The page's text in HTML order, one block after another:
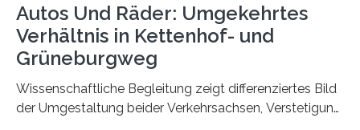
Autos Und Räder: Umgekehrtes
Verhältnis in Kettenhof- und
Grüneburgweg
Wissenschaftliche Begleitung zeigt differenziertes Bild
der Umgestaltung beider Verkehrsachsen, Verstetigung